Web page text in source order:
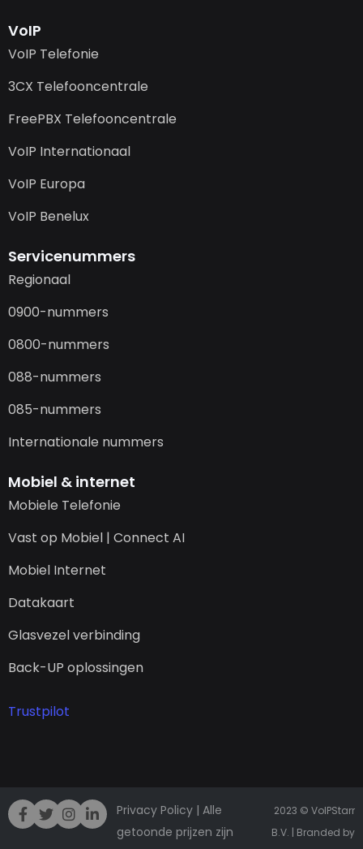
VoIP
VoIP Telefonie
3CX Telefooncentrale
FreePBX Telefooncentrale
VoIP Internationaal
VoIP Europa
VoIP Benelux
Servicenummers
Regionaal
0900-nummers
0800-nummers
088-nummers
085-nummers
Internationale nummers
Mobiel & internet
Mobiele Telefonie
Vast op Mobiel | Connect AI
Mobiel Internet
Datakaart
Glasvezel verbinding
Back-UP oplossingen
Trustpilot
Privacy Policy | Alle
getoonde prijzen zijn
2023 © VoIPStarr
B.V. | Branded by